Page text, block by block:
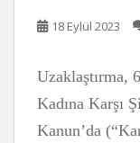
18 Eylül 2023
Uzaklaştırma,
Kadına Karşı
Kanun’da